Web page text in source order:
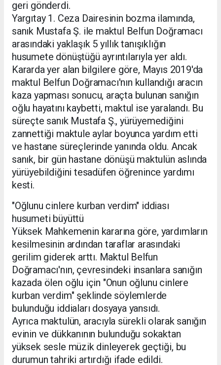
geri gönderdi.
Yargıtay 1. Ceza Dairesinin bozma ilamında,
sanık Mustafa Ş. ile maktul Belfun Doğramacı
arasındaki yaklaşık 5 yıllık tanışıklığın
husumete dönüştüğü ayrıntılarıyla yer aldı.
Kararda yer alan bilgilere göre, Mayıs 2019'da
maktul Belfun Doğramacı'nın kullandığı aracın
kaza yapması sonucu, araçta bulunan sanığın
oğlu hayatını kaybetti, maktul ise yaralandı. Bu
süreçte sanık Mustafa Ş., yürüyemediğini
zannettiği maktule aylar boyunca yardım etti
ve hastane süreçlerinde yanında oldu. Ancak
sanık, bir gün hastane dönüşü maktulün aslında
yürüyebildiğini tesadüfen öğrenince yardımı
kesti.
"Oğlunu cinlere kurban verdim" iddiası
husumeti büyüttü
Yüksek Mahkemenin kararına göre, yardımların
kesilmesinin ardından taraflar arasındaki
gerilim giderek arttı. Maktul Belfun
Doğramacı'nın, çevresindeki insanlara sanığın
kazada ölen oğlu için "Onun oğlunu cinlere
kurban verdim" şeklinde söylemlerde
bulunduğu iddiaları dosyaya yansıdı.
Ayrıca maktulün, aracıyla sürekli olarak sanığın
evinin ve dükkanının bulunduğu sokaktan
yüksek sesle müzik dinleyerek geçtiği, bu
durumun tahriki artırdığı ifade edildi.